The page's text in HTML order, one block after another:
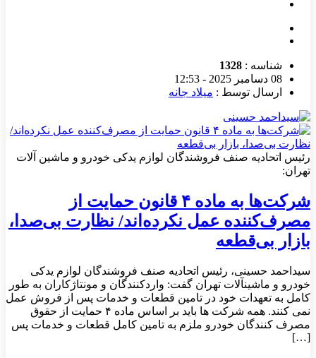
شناسه : 1328
08 دسامبر 2025 - 12:53
ارسال توسط : میلاد جانه
رئیس اتحادیه صنف فروشندگان لوازم یدکی خودرو و ماشین‎ آلات
تهران:
شرکت‌ها به ماده ۴ قانون حمایت از
مصرف‌کننده عمل نکرده‌اند/ نظارت بی‌صدا،
بازار بی‌قطعه
سیداحمد حسینی، رئیس اتحادیه صنف فروشندگان لوازم یدکی
خودرو و ماشین‎آلات تهران گفت: واردکنندگان و مونتاژکاران به ‌طور
کامل به تعهدات خود در تامین قطعات و خدمات پس از فروش عمل
نمی کنند. همه شرکت‌ ها باید بر اساس ماده ۴ حمایت از حقوق
مصرف ‌کنندگان خودرو ملزم به تامین کامل قطعات و خدمات پس
[…]